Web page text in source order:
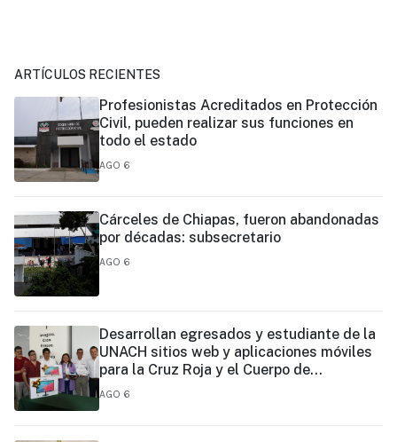
ARTÍCULOS RECIENTES
Profesionistas Acreditados en Protección
Civil, pueden realizar sus funciones en
todo el estado
AGO 6
Cárceles de Chiapas, fueron abandonadas
por décadas: subsecretario
AGO 6
Desarrollan egresados y estudiante de la
UNACH sitios web y aplicaciones móviles
para la Cruz Roja y el Cuerpo de
Bomberos de Tapachula
AGO 6